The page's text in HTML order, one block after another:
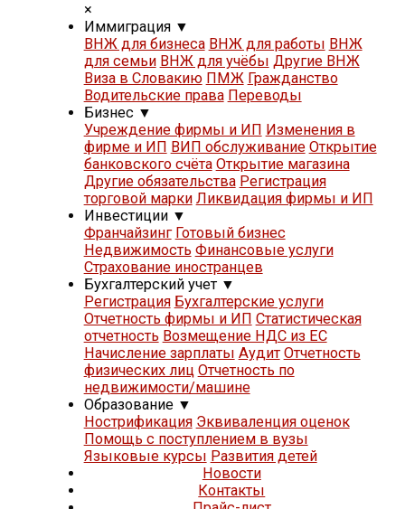
×
Иммиграция ▼
ВНЖ для бизнеса ВНЖ для работы ВНЖ
для семьи ВНЖ для учёбы Другие ВНЖ
Виза в Словакию ПМЖ Гражданство
Водительские права Переводы
Бизнес ▼
Учреждение фирмы и ИП Изменения в
фирме и ИП ВИП обслуживание Открытие
банковского счёта Открытие магазина
Другие обязательства Регистрация
торговой марки Ликвидация фирмы и ИП
Инвестиции ▼
Франчайзинг Готовый бизнес
Недвижимость Финансовые услуги
Страхование иностранцев
Бухгалтерский учет ▼
Регистрация Бухгалтерские услуги
Отчетность фирмы и ИП Статистическая
отчетность Возмещение НДС из ЕС
Начисление зарплаты Аудит Отчетность
физических лиц Отчетность по
недвижимости/машине
Образование ▼
Нострификация Эквиваленция оценок
Помощь с поступлением в вузы
Языковые курсы Развития детей
Новости
Контакты